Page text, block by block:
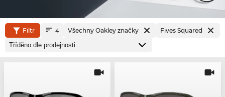
Filtr 4 Všechny Oakley značky Fives Squared